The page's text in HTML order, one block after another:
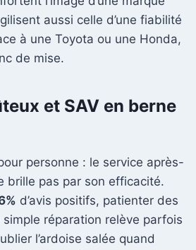
aussi celle d’une fiabilité
à une Toyota ou une Honda,
de mise.
et SAV en berne
personne : le service après-
brille pas par son efficacité.
d’avis positifs, patienter des
réparation relève parfois
l’ardoise salée quand